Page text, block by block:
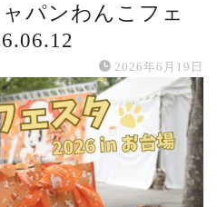
パンわんこフェ
2026年6月19日